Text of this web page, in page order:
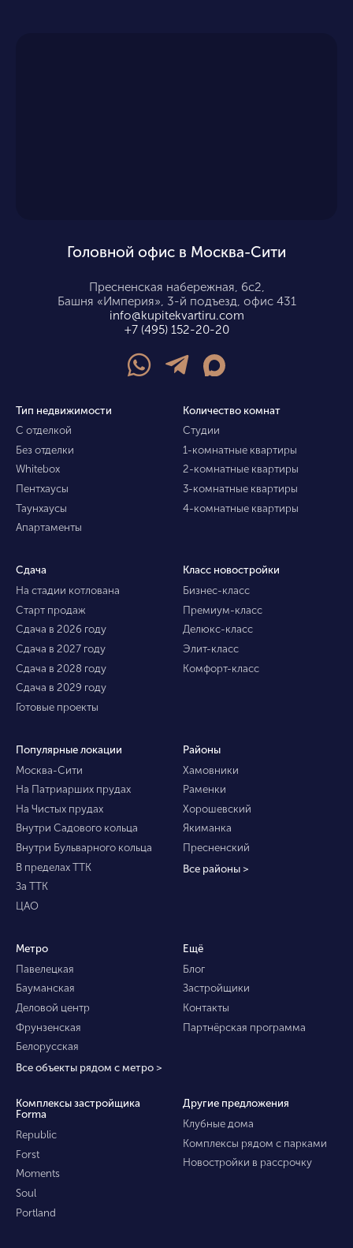
Головной офис в Москва-Сити
Пресненская набережная, 6с2,
Башня «Империя», 3-й подъезд, офис 431
info@kupitekvartiru.com
+7 (495) 152-20-20
Тип недвижимости
С отделкой
Без отделки
Whitebox
Пентхаусы
Таунхаусы
Апартаменты
Количество комнат
Студии
1-комнатные квартиры
2-комнатные квартиры
3-комнатные квартиры
4-комнатные квартиры
Сдача
На стадии котлована
Старт продаж
Сдача в 2026 году
Сдача в 2027 году
Сдача в 2028 году
Сдача в 2029 году
Готовые проекты
Класс новостройки
Бизнес-класс
Премиум-класс
Делюкс-класс
Элит-класс
Комфорт-класс
Популярные локации
Москва-Сити
На Патриарших прудах
На Чистых прудах
Внутри Садового кольца
Внутри Бульварного кольца
В пределах ТТК
За ТТК
ЦАО
Районы
Хамовники
Раменки
Хорошевский
Якиманка
Пресненский
Все районы >
Метро
Павелецкая
Бауманская
Деловой центр
Фрунзенская
Белорусская
Все объекты рядом с метро >
Ещё
Блог
Застройщики
Контакты
Партнёрская программа
Комплексы застройщика
Forma
Republic
Forst
Moments
Soul
Portland
Другие предложения
Клубные дома
Комплексы рядом с парками
Новостройки в рассрочку